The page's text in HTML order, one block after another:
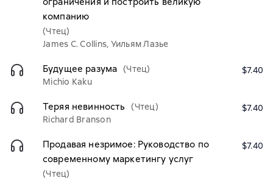
компанию
(Чтец)
James C. Collins, Уильям Лазье
Будущее разума (Чтец)
Michio Kaku
$7.40
Теряя невинность
(Чтец)
Richard Branson
$7.40
Продавая незримое: Руководство по
современному маркетингу услуг
(Чтец)
$7.40